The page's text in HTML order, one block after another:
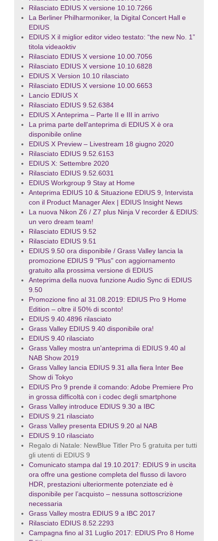
Rilasciato EDIUS X versione 10.10.7266
La Berliner Philharmoniker, la Digital Concert Hall e
EDIUS
EDIUS X il miglior editor video testato: “the new No. 1”
titola videaoktiv
Rilasciato EDIUS X versione 10.00.7056
Rilasciato EDIUS X versione 10.10.6828
EDIUS X Version 10.10 rilasciato
Rilasciato EDIUS X versione 10.00.6653
Lancio EDIUS X
Rilasciato EDIUS 9.52.6384
EDIUS X Anteprima – Parte II e III in arrivo
La prima parte dell'anteprima di EDIUS X è ora
disponibile online
EDIUS X Preview – Livestream 18 giugno 2020
Rilasciato EDIUS 9.52.6153
EDIUS X: Settembre 2020
Rilasciato EDIUS 9.52.6031
EDIUS Workgroup 9 Stay at Home
Anteprima EDIUS 10 & Situazione EDIUS 9, Intervista
con il Product Manager Alex | EDIUS Insight News
La nuova Nikon Z6 / Z7 plus Ninja V recorder & EDIUS:
un vero dream team!
Rilasciato EDIUS 9.52
Rilasciato EDIUS 9.51
EDIUS 9.50 ora disponibile / Grass Valley lancia la
promozione EDIUS 9 "Plus" con aggiornamento
gratuito alla prossima versione di EDIUS
Anteprima della nuova funzione Audio Sync di EDIUS
9.50
Promozione fino al 31.08.2019: EDIUS Pro 9 Home
Edition – oltre il 50% di sconto!
EDIUS 9.40.4896 rilasciato
Grass Valley EDIUS 9.40 disponibile ora!
EDIUS 9.40 rilasciato
Grass Valley mostra un'anteprima di EDIUS 9.40 al
NAB Show 2019
Grass Valley lancia EDIUS 9.31 alla fiera Inter Bee
Show di Tokyo
EDIUS Pro 9 prende il comando: Adobe Premiere Pro
in grossa difficoltà con i codec degli smartphone
Grass Valley introduce EDIUS 9.30 a IBC
EDIUS 9.21 rilasciato
Grass Valley presenta EDIUS 9.20 al NAB
EDIUS 9.10 rilasciato
Regalo di Natale: NewBlue Titler Pro 5 gratuita per tutti
gli utenti di EDIUS 9
Comunicato stampa dal 19.10.2017: EDIUS 9 in uscita
ora offre una gestione completa del flusso di lavoro
HDR, prestazioni ulteriormente potenziate ed è
disponibile per l’acquisto – nessuna sottoscrizione
necessaria
Grass Valley mostra EDIUS 9 a IBC 2017
Rilasciato EDIUS 8.52.2293
Campagna fino al 31 Luglio 2017: EDIUS Pro 8 Home